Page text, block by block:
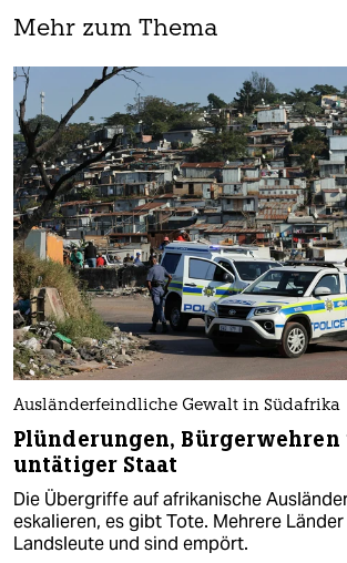
Mehr zum Thema
Ausländerfeindliche Gewalt in Südafrika
Plünderungen, Bürgerwehren
untätiger Staat
Die Übergriffe auf afrikanische
eskalieren, es gibt Tote. Mehrere
Landsleute und sind empört.